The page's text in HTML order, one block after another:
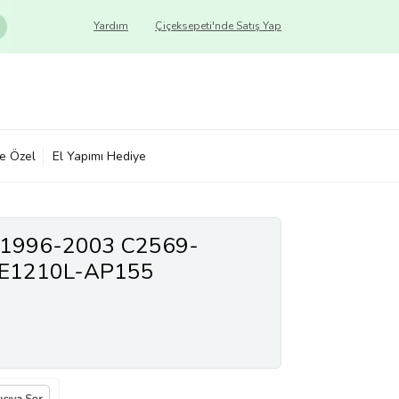
Çiçeksepeti'nde Satış Yap
Yardım
Özel El Yapımı Hediye
2003 C2569-
AP155